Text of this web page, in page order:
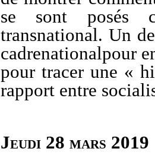
se sont posés
transnational. Un
cadrenationalpour
pour tracer une «
rapport entre
Jeudi 28 mars 2019